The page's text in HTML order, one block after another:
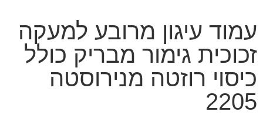
עמוד עיגון מרובע למעקה
זכוכית גימור מבריק כולל
כיסוי רוזטה מנירוסטה
2205